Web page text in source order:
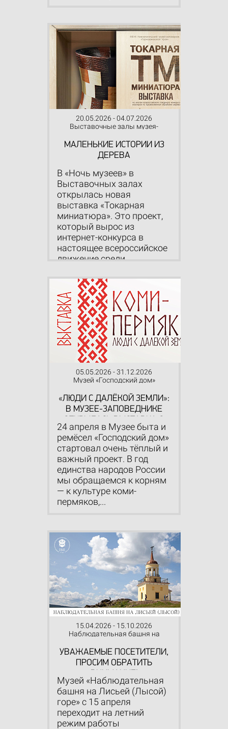
20.05.2026 - 04.07.2026
Выставочные залы музея-
МАЛЕНЬКИЕ ИСТОРИИ ИЗ
ДЕРЕВА
В «Ночь музеев» в
Выставочных залах
открылась новая
выставка «Токарная
миниатюра». Это проект,
который вырос из
интернет-конкурса в
настоящее всероссийское
движение среди...
05.05.2026 - 31.12.2026
Музей «Господский дом»
«ЛЮДИ С ДАЛЁКОЙ ЗЕМЛИ»:
В МУЗЕЕ-ЗАПОВЕДНИКЕ
КУЛЬТУРЕ КОМИ-ПЕРМЯКОВ
24 апреля в Музее быта и
ремёсел «Господский дом»
стартовал очень тёплый и
важный проект. В год
единства народов России
мы обращаемся к корням
— к культуре коми-
пермяков,...
15.04.2026 - 15.10.2026
Наблюдательная башня на
УВАЖАЕМЫЕ ПОСЕТИТЕЛИ,
ПРОСИМ ОБРАТИТЬ
Музей «Наблюдательная
башня на Лисьей (Лысой)
горе» с 15 апреля
переходит на летний
режим работы